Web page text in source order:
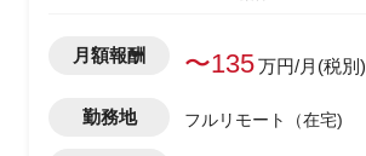
月額報酬 〜135万円/月(税別)
勤務地 フルリモート（在宅)